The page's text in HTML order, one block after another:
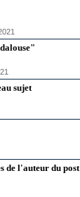
sujet
de l'auteur du post